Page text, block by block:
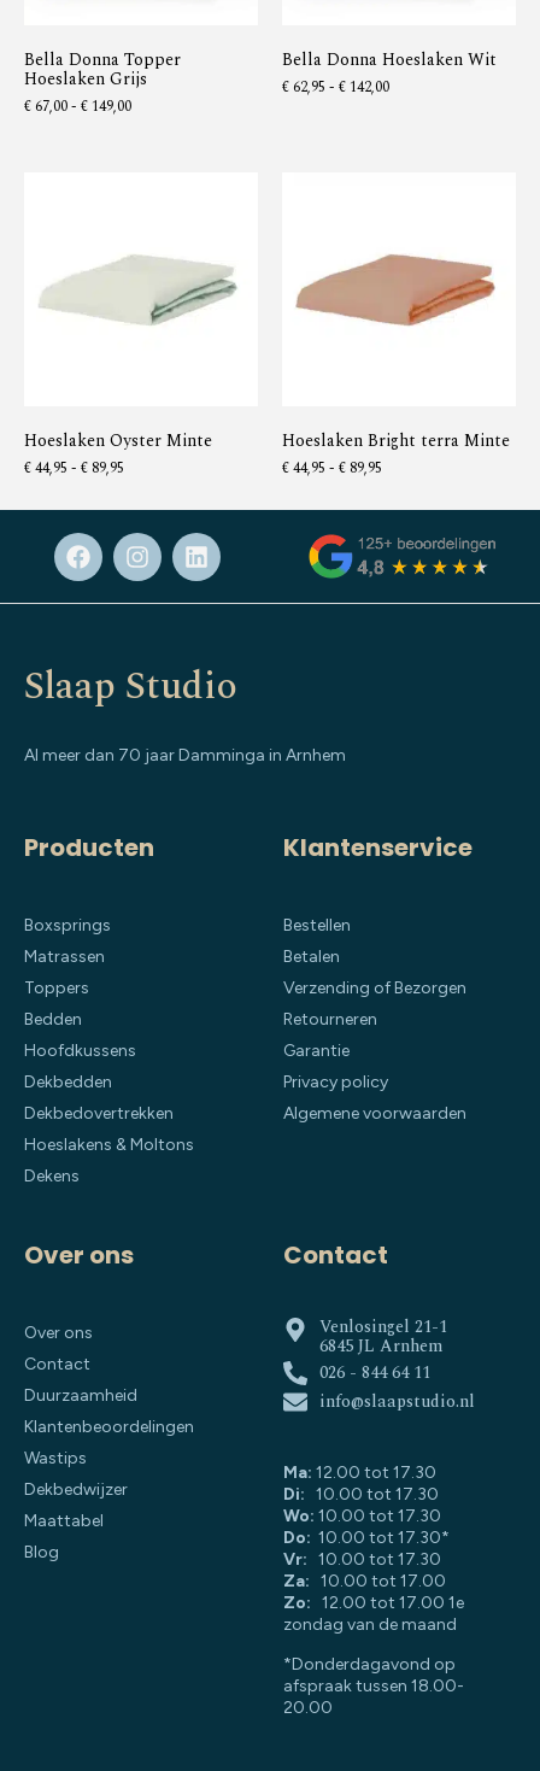
Bella Donna Topper
Hoeslaken Grijs
€ 67,00- €149,00
Bella Donna Hoeslaken Wit
€ 62,95 - €142,00
Hoeslaken Oyster Minte
€44,95 - € 89,95
Hoeslaken Bright terra Minte
€44,95 - € 89,95
Slaap Studio
Al meer dan 70 jaar Damminga in Arnhem
Producten
Boxsprings
Matrassen
Toppers
Bedden
Hoofdkussens
Dekbedden
Dekbedovertrekken
Hoeslakens & Moltons
Dekens
Klantenservice
Bestellen
Betalen
Verzending of Bezorgen
Retourneren
Garantie
Privacy policy
Algemene voorwaarden
Over ons
Over ons
Contact
Duurzaamheid
Klantenbeoordelingen
Wastips
Dekbedwijzer
Maattabel
Blog
Contact
Venlosingel 21-1
6845 JL Arnhem
026 - 844 64 11
info@slaapstudio.nl
Ma: 12.00 tot 17.30
Di: 10.00 tot 17.30
Wo: 10.00 tot 17.30
Do: 10.00 tot 17.30*
Vr: 10.00 tot 17.30
Za: 10.00 tot 17.00
Zo: 12.00 tot 17.00 1e
zondag van de maand
*Donderdagavond op
afspraak tussen 18.00-
20.00